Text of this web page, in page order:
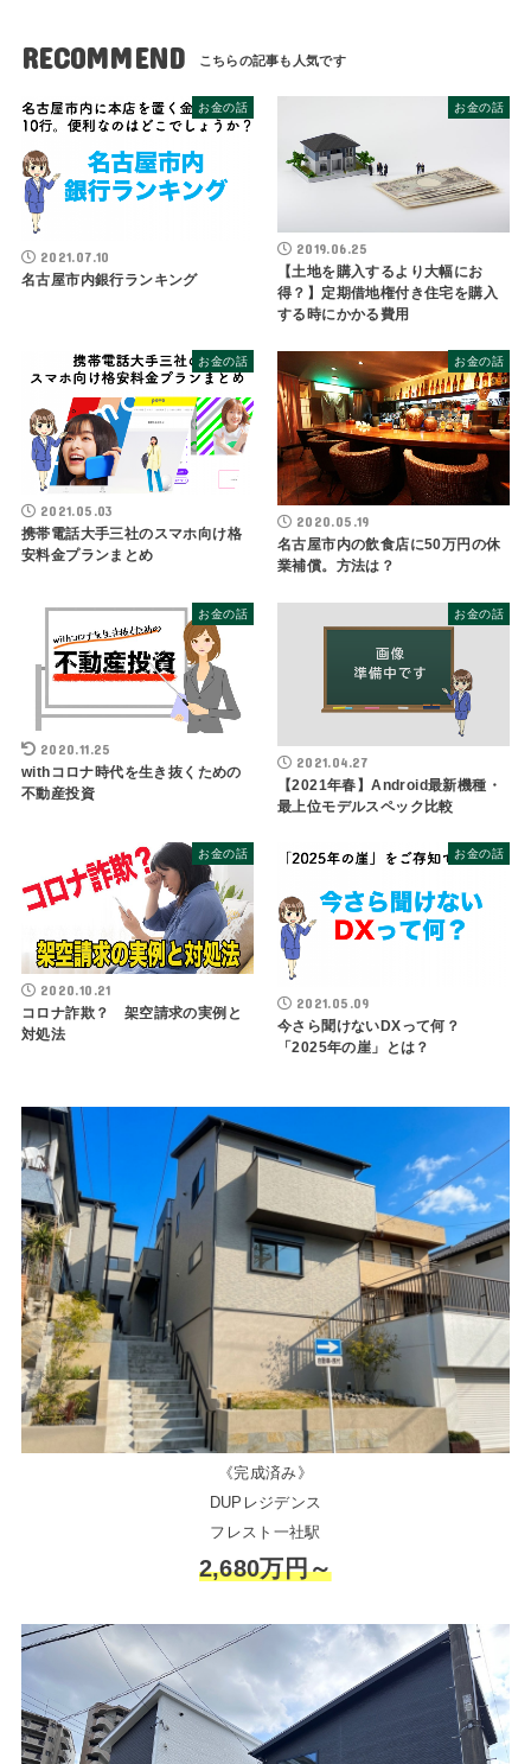
RECOMMEND
お金の話
2021.07.10
名古屋市内銀行ランキング
お金の話
2019.06.25
【土地を購入するより大幅にお
得？】定期借地権付き住宅を購入
する時にかかる費用
お金の話
2021.05.03
携帯電話大手三社のスマホ向け格
安料金プランまとめ
お金の話
2020.05.19
名古屋市内の飲食店に50万円の休
業補償。方法は？
お金の話
2020.11.25
withコロナ時代を生き抜くための
不動産投資
お金の話
2021.04.27
【2021年春】Android最新機種・
最上位モデルスペック比較
お金の話
2020.10.21
コロナ詐欺？ 架空請求の実例と
対処法
お金の話
2021.05.09
今さら聞けないDXって何？
「2025年の崖」とは？
《完成済み》
DUPレジデンス
フレスト一社駅
2,680万円～